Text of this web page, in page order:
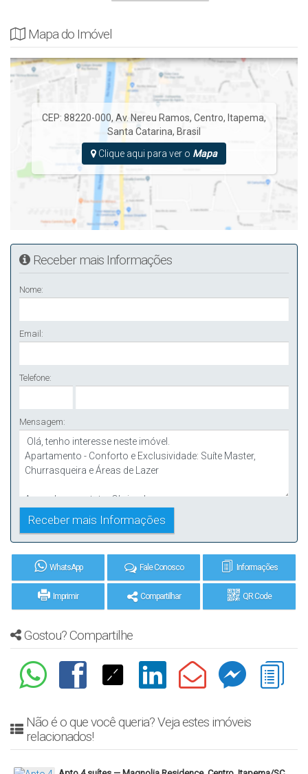
Mapa do Imóvel
CEP: 88220-000, Av. Nereu Ramos, Centro, Itapema,
Santa Catarina, Brasil
Clique aqui para ver o Mapa
Receber mais Informações
Nome:
Email:
Telefone:
Mensagem:
WhatsApp Fale Conosco Informações
Imprimir Compartilhar QR Code
Gostou? Compartilhe
Não é o que você queria? Veja estes imóveis
relacionados!